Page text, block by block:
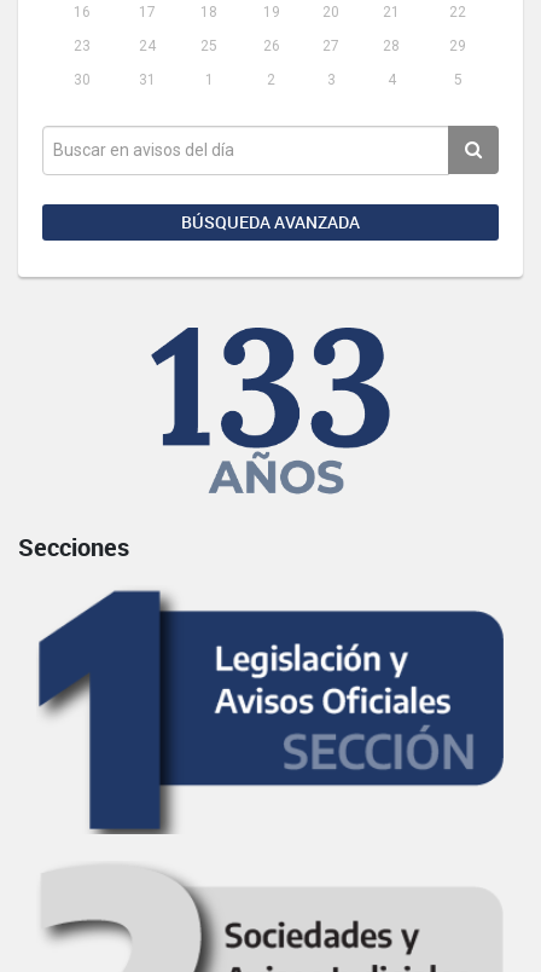
16
17 18 19 20 21
22
23
24 25 26 27 28
29
30
31 1 2 3 4 5
BÚSQUEDA AVANZADA
Secciones